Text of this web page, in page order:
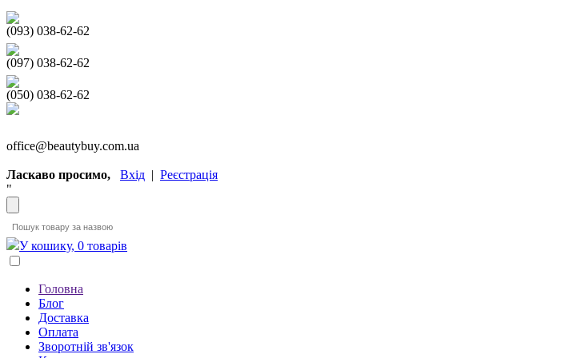
(093) 038-62-62
(097) 038-62-62
(050) 038-62-62
office@beautybuy.com.ua
Ласкаво просимо, Вхід | Реєстрація
"
У кошику, 0 товарів
Головна
Блог
Доставка
Оплата
Зворотній зв'язок